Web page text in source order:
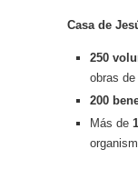
Casa de
250
obras de
200
Más de